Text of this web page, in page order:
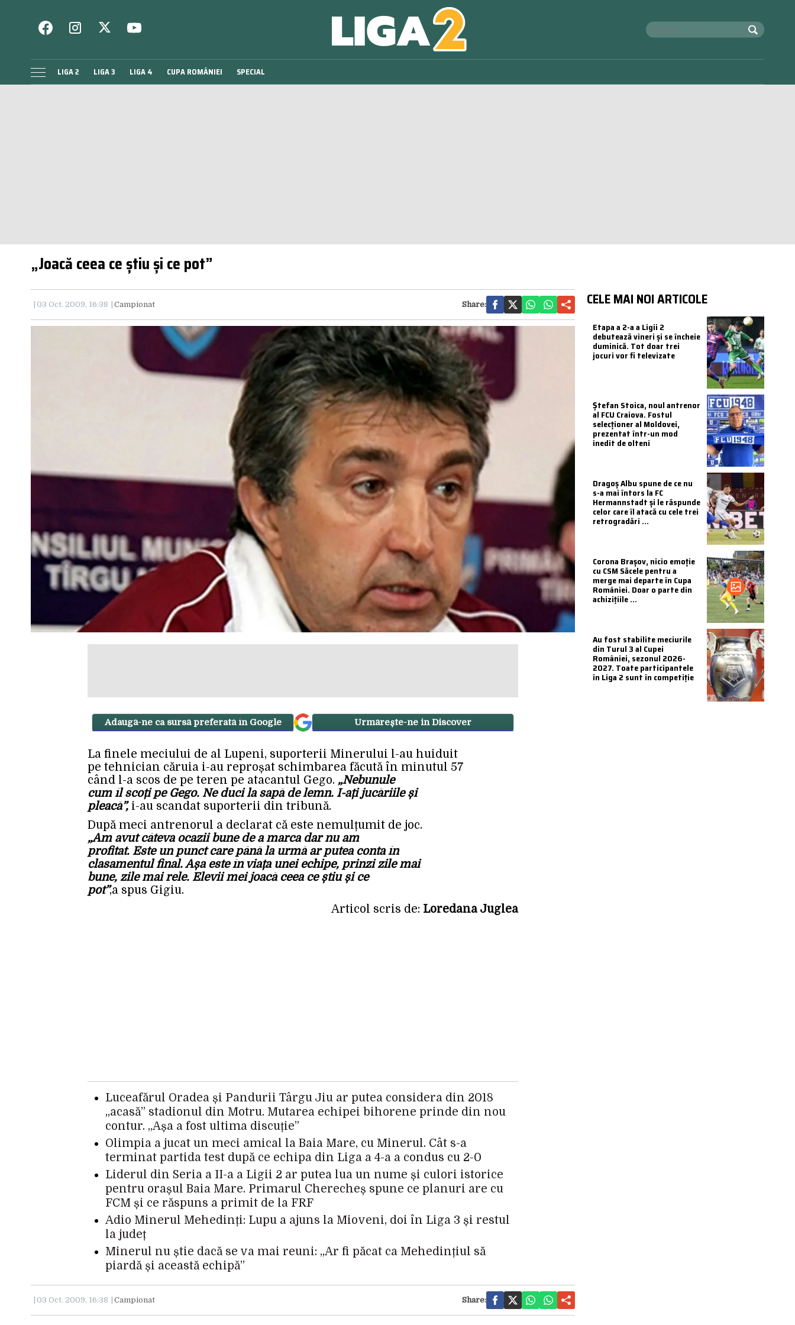
LIGA 2 LIGA 3 LIGA 4 CUPA ROMÂNIEI SPECIAL
„Joacă ceea ce știu și ce pot”
03 Oct. 2009, 16:38 Campionat Share:
Adaugă-ne ca sursă preferată în Google Urmărește-ne in Discover
La finele meciului de al Lupeni, suporterii Minerului l-au huiduit
pe tehnician căruia i-au reproșat schimbarea făcută în minutul 57
când l-a scos de pe teren pe atacantul Gego. „Nebunule
cum îl scoți pe Gego. Ne duci la sapă de lemn. I-ați jucăriile și
pleacă”,i-au scandat suporterii din tribună.
După meci antrenorul a declarat că este nemulțumit de joc.
„Am avut câteva ocazii bune de a marca dar nu am
profitat. Este un punct care până la urmă ar putea conta în
clasamentul final. Așa este în viața unei echipe, prinzi zile mai
bune, zile mai rele. Elevii mei joacă ceea ce știu și ce
pot”,a spus Gigiu.
Articol scris de: Loredana Juglea
Luceafărul Oradea și Pandurii Târgu Jiu ar putea considera din 2018
„acasă” stadionul din Motru. Mutarea echipei bihorene prinde din nou
contur. „Așa a fost ultima discuție”
Olimpia a jucat un meci amical la Baia Mare, cu Minerul. Cât s-a
terminat partida test după ce echipa din Liga a 4-a a condus cu 2-0
Liderul din Seria a II-a a Ligii 2 ar putea lua un nume și culori istorice
pentru orașul Baia Mare. Primarul Cherecheș spune ce planuri are cu
FCM și ce răspuns a primit de la FRF
Adio Minerul Mehedinți: Lupu a ajuns la Mioveni, doi în Liga 3 și restul
la județ
Minerul nu știe dacă se va mai reuni: „Ar fi păcat ca Mehedințiul să
piardă și această echipă”
03 Oct. 2009, 16:38 Campionat Share:
CELE MAI NOI ARTICOLE
Etapa a 2-a a Ligii 2
debutează vineri și se încheie
duminică. Tot doar trei
jocuri vor fi televizate
Ștefan Stoica, noul antrenor
al FCU Craiova. Fostul
selecționer al Moldovei,
prezentat într-un mod
inedit de olteni
Dragoș Albu spune de ce nu
s-a mai întors la FC
Hermannstadt și le răspunde
celor care îl atacă cu cele trei
retrogradări ...
Corona Brașov, nicio emoție
cu CSM Săcele pentru a
merge mai departe în Cupa
României. Doar o parte din
achizițiile ...
Au fost stabilite meciurile
din Turul 3 al Cupei
României, sezonul 2026-
2027. Toate participantele
în Liga 2 sunt în competiție